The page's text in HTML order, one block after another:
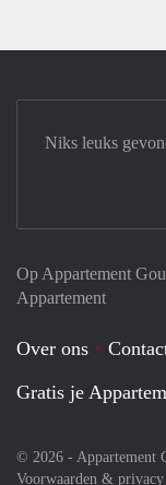
Op Appartement
Appartement
Over ons
Gratis je
© 2026 - Appartement
Voorwaarden & privacy
Niks leuks